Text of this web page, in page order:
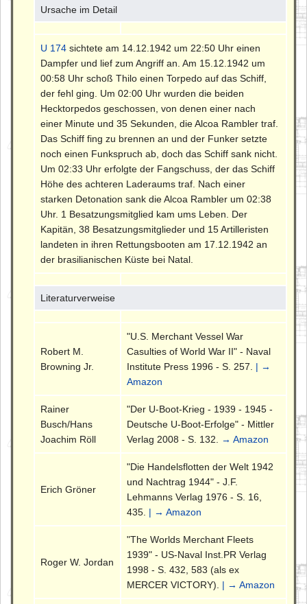
Ursache im Detail
U 174 sichtete am 14.12.1942 um 22:50 Uhr einen
Dampfer und lief zum Angriff an. Am 15.12.1942 um
00:58 Uhr schoß Thilo einen Torpedo auf das Schiff,
der fehl ging. Um 02:00 Uhr wurden die beiden
Hecktorpedos geschossen, von denen einer nach
einer Minute und 35 Sekunden, die Alcoa Rambler traf.
Das Schiff fing zu brennen an und der Funker setzte
noch einen Funkspruch ab, doch das Schiff sank nicht.
Um 02:33 Uhr erfolgte der Fangschuss, der das Schiff
Höhe des achteren Laderaums traf. Nach einer
starken Detonation sank die Alcoa Rambler um 02:38
Uhr. 1 Besatzungsmitglied kam ums Leben. Der
Kapitän, 38 Besatzungsmitglieder und 15 Artilleristen
landeten in ihren Rettungsbooten am 17.12.1942 an
der brasilianischen Küste bei Natal.
Literaturverweise
Robert M.
Browning Jr.
"U.S. Merchant Vessel War
Casulties of World War II" - Naval
Institute Press 1996 - S. 257. | →
Amazon
Rainer
Busch/Hans
Joachim Röll
"Der U-Boot-Krieg - 1939 - 1945 -
Deutsche U-Boot-Erfolge" - Mittler
Verlag 2008 - S. 132.
→ Amazon
Erich Gröner
"Die Handelsflotten der Welt 1942
und Nachtrag 1944" - J.F.
Lehmanns Verlag 1976 - S. 16,
435. | → Amazon
Roger W. Jordan
"The Worlds Merchant Fleets
1939" - US-Naval Inst.PR Verlag
1998 - S. 432, 583 (als ex
MERCER VICTORY). | → Amazon